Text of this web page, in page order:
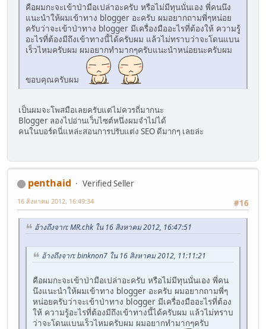
คือผมกะจะเข้าป่ามือเปล่าอะครับ หรือไม่มีทุนนั่นเอง พี่คนนึง
แนะนำให้ผมเข้าทาง blogger อะครับ ผมอยากถามพี่ๆหน่อย
ครับว่าจะเข้าป่าทาง blogger มีเครื่องมืออะไรที่ต้องให้ ความรู้
อะไรที่ต้องมีถึงเข้าทางนี้ได้ครับผม แล้วไม่ทราบว่าจะโดนแบน
เร็วไหมครับผม ผมอยากทำมากๆครับแนะนำหน่อยนะครับผม
ขอบคุณครับผม
เป็นผมจะโพสมือเลยครับแต่ไม่ควรถี่มากนะ
Blogger ลองไปอ่านเว็บไซต์หนึ่งผมจำไม่ได้
คนในบอร์ดนี่แหล่ะสอนการปรับแต่ง SEO ดีมากๆ เลยล่ะ
penthaid
Verified Seller
#16
16 สิงหาคม 2012, 16:49:34
อ้างถึงจาก: MR.chk ใน 16 สิงหาคม 2012, 16:47:51
อ้างถึงจาก: binknon7 ใน 16 สิงหาคม 2012, 11:11:21
คือผมกะจะเข้าป่ามือเปล่าอะครับ หรือไม่มีทุนนั่นเอง พี่คน
นึงแนะนำให้ผมเข้าทาง blogger อะครับ ผมอยากถามพี่ๆ
หน่อยครับว่าจะเข้าป่าทาง blogger มีเครื่องมืออะไรที่ต้อง
ให้ ความรู้อะไรที่ต้องมีถึงเข้าทางนี้ได้ครับผม แล้วไม่ทราบ
ว่าจะโดนแบนเร็วไหมครับผม ผมอยากทำมากๆครับ